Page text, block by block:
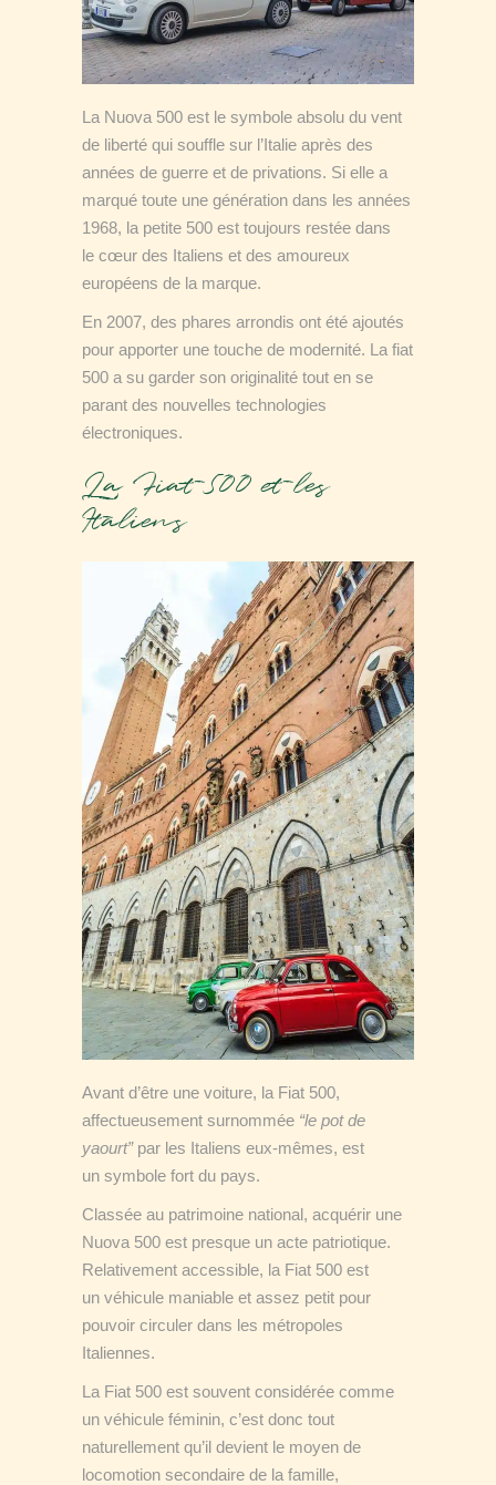
La Nuova 500 est le symbole absolu du vent
de liberté qui souffle sur l’Italie après des
années de guerre et de privations. Si elle a
marqué toute une génération dans les années
1968, la petite 500 est toujours restée dans
le cœur des Italiens et des amoureux
européens de la marque.
En 2007, des phares arrondis ont été ajoutés
pour apporter une touche de modernité. La fiat
500 a su garder son originalité tout en se
parant des nouvelles technologies
électroniques.
La Fiat 500 et les
Italiens
Avant d’être une voiture, la Fiat 500,
affectueusement surnommée “le pot de
yaourt” par les Italiens eux-mêmes, est
un symbole fort du pays.
Classée au patrimoine national, acquérir une
Nuova 500 est presque un acte patriotique.
Relativement accessible, la Fiat 500 est
un véhicule maniable et assez petit pour
pouvoir circuler dans les métropoles
Italiennes.
La Fiat 500 est souvent considérée comme
un véhicule féminin, c’est donc tout
naturellement qu’il devient le moyen de
locomotion secondaire de la famille,